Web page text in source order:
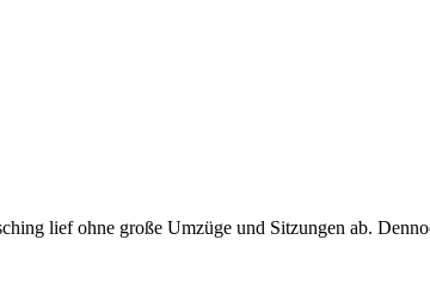
lief ohne große Umzüge und Sitzungen ab.